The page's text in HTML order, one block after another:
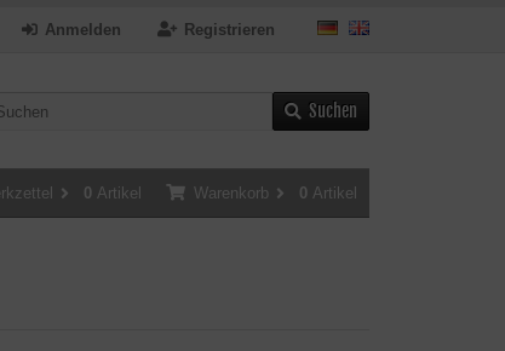
Registrieren
Anmelden
Suchen
Warenkorb 0 Artikel
0 Artikel